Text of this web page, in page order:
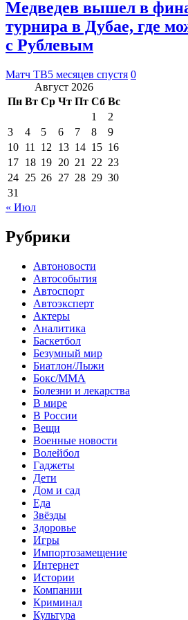
Медведев вышел в
турнира в Дубае, где
с Рублевым
Матч ТВ5 месяцев спустя 0
Август 2026
Пн Вт Ср Чт Пт Сб Вс
1
2
3
4 5 6 7 8
9
10 11 12 13 14 15 16
17 18 19 20 21 22 23
24 25 26 27 28 29 30
31
« Июл
Рубрики
Автоновости
Автособытия
Автоспорт
Автоэксперт
Актеры
Аналитика
Баскетбол
Безумный мир
Биатлон/Лыжи
Бокс/MMA
Болезни и лекарства
В мире
В России
Вещи
Военные новости
Волейбол
Гаджеты
Дети
Дом и сад
Еда
Звёзды
Здоровье
Игры
Импортозамещение
Интернет
Истории
Компании
Криминал
Культура